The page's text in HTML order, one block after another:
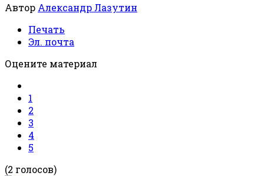
Автор Александр Лазутин
Печать
Эл. почта
Оцените материал
1
2
3
4
5
(2 голосов)